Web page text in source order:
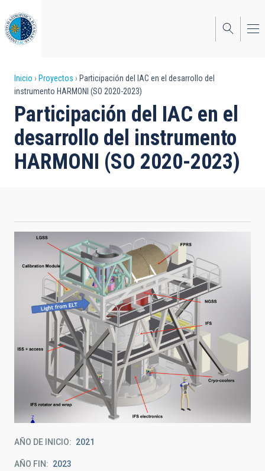
al
contenido
principal
Sobrescribir
enlaces
de
ayuda
a
Inicio Proyectos
Participación del IAC en el desarrollo del
instrumento HARMONI (SO 2020-2023)
Participación del IAC en el
desarrollo del instrumento
HARMONI (SO 2020-2023)
AÑO DE INICIO 2021
AÑO FIN 2023